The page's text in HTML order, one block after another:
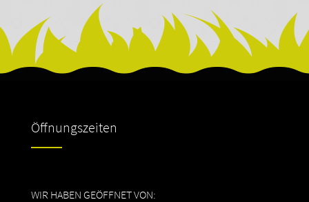
Öffnungszeiten
WIR HABEN GEÖFFNET VON: